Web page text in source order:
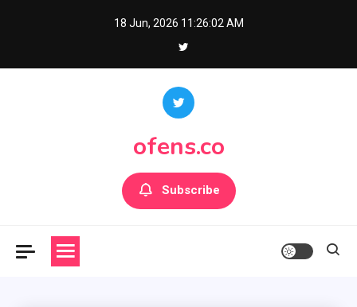
18 Jun, 2026 11:26:03 AM
ofens.co
Subscribe